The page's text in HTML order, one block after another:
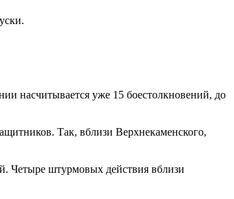
насчитывается уже 15 боестолкновений, до
Так, вблизи Верхнекаменского,
Четыре штурмовых действия вблизи